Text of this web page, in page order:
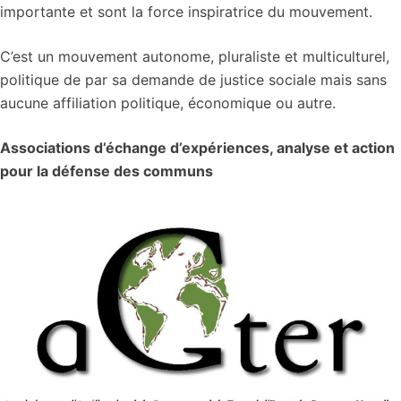
importante et sont la force inspiratrice du mouvement.
C’est un mouvement autonome, pluraliste et multiculturel,
politique de par sa demande de justice sociale mais sans
aucune affiliation politique, économique ou autre.
Associations d’échange d’expériences, analyse et action
pour la défense des communs